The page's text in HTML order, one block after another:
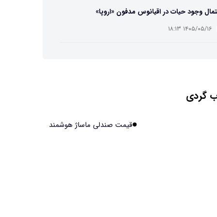
وجود حیات در اقیانوس مدفون «اروپا»
۱۴۰۵/۰۵/۱۶ ۱۸:۱۳
گردی
قیمت صندلی ماساژ هوشمند